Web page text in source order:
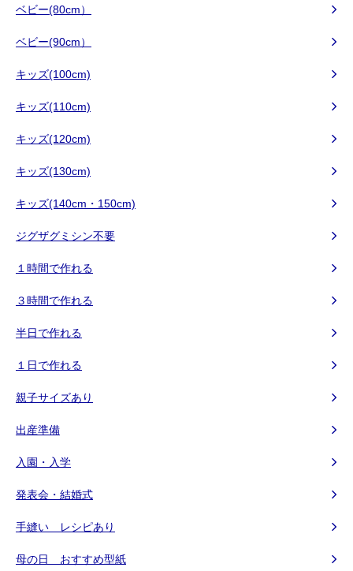
ベビー(80cm）
ベビー(90cm）
キッズ(100cm)
キッズ(110cm)
キッズ(120cm)
キッズ(130cm)
キッズ(140cm・150cm)
ジグザグミシン不要
１時間で作れる
３時間で作れる
半日で作れる
１日で作れる
親子サイズあり
出産準備
入園・入学
発表会・結婚式
手縫い レシピあり
母の日 おすすめ型紙